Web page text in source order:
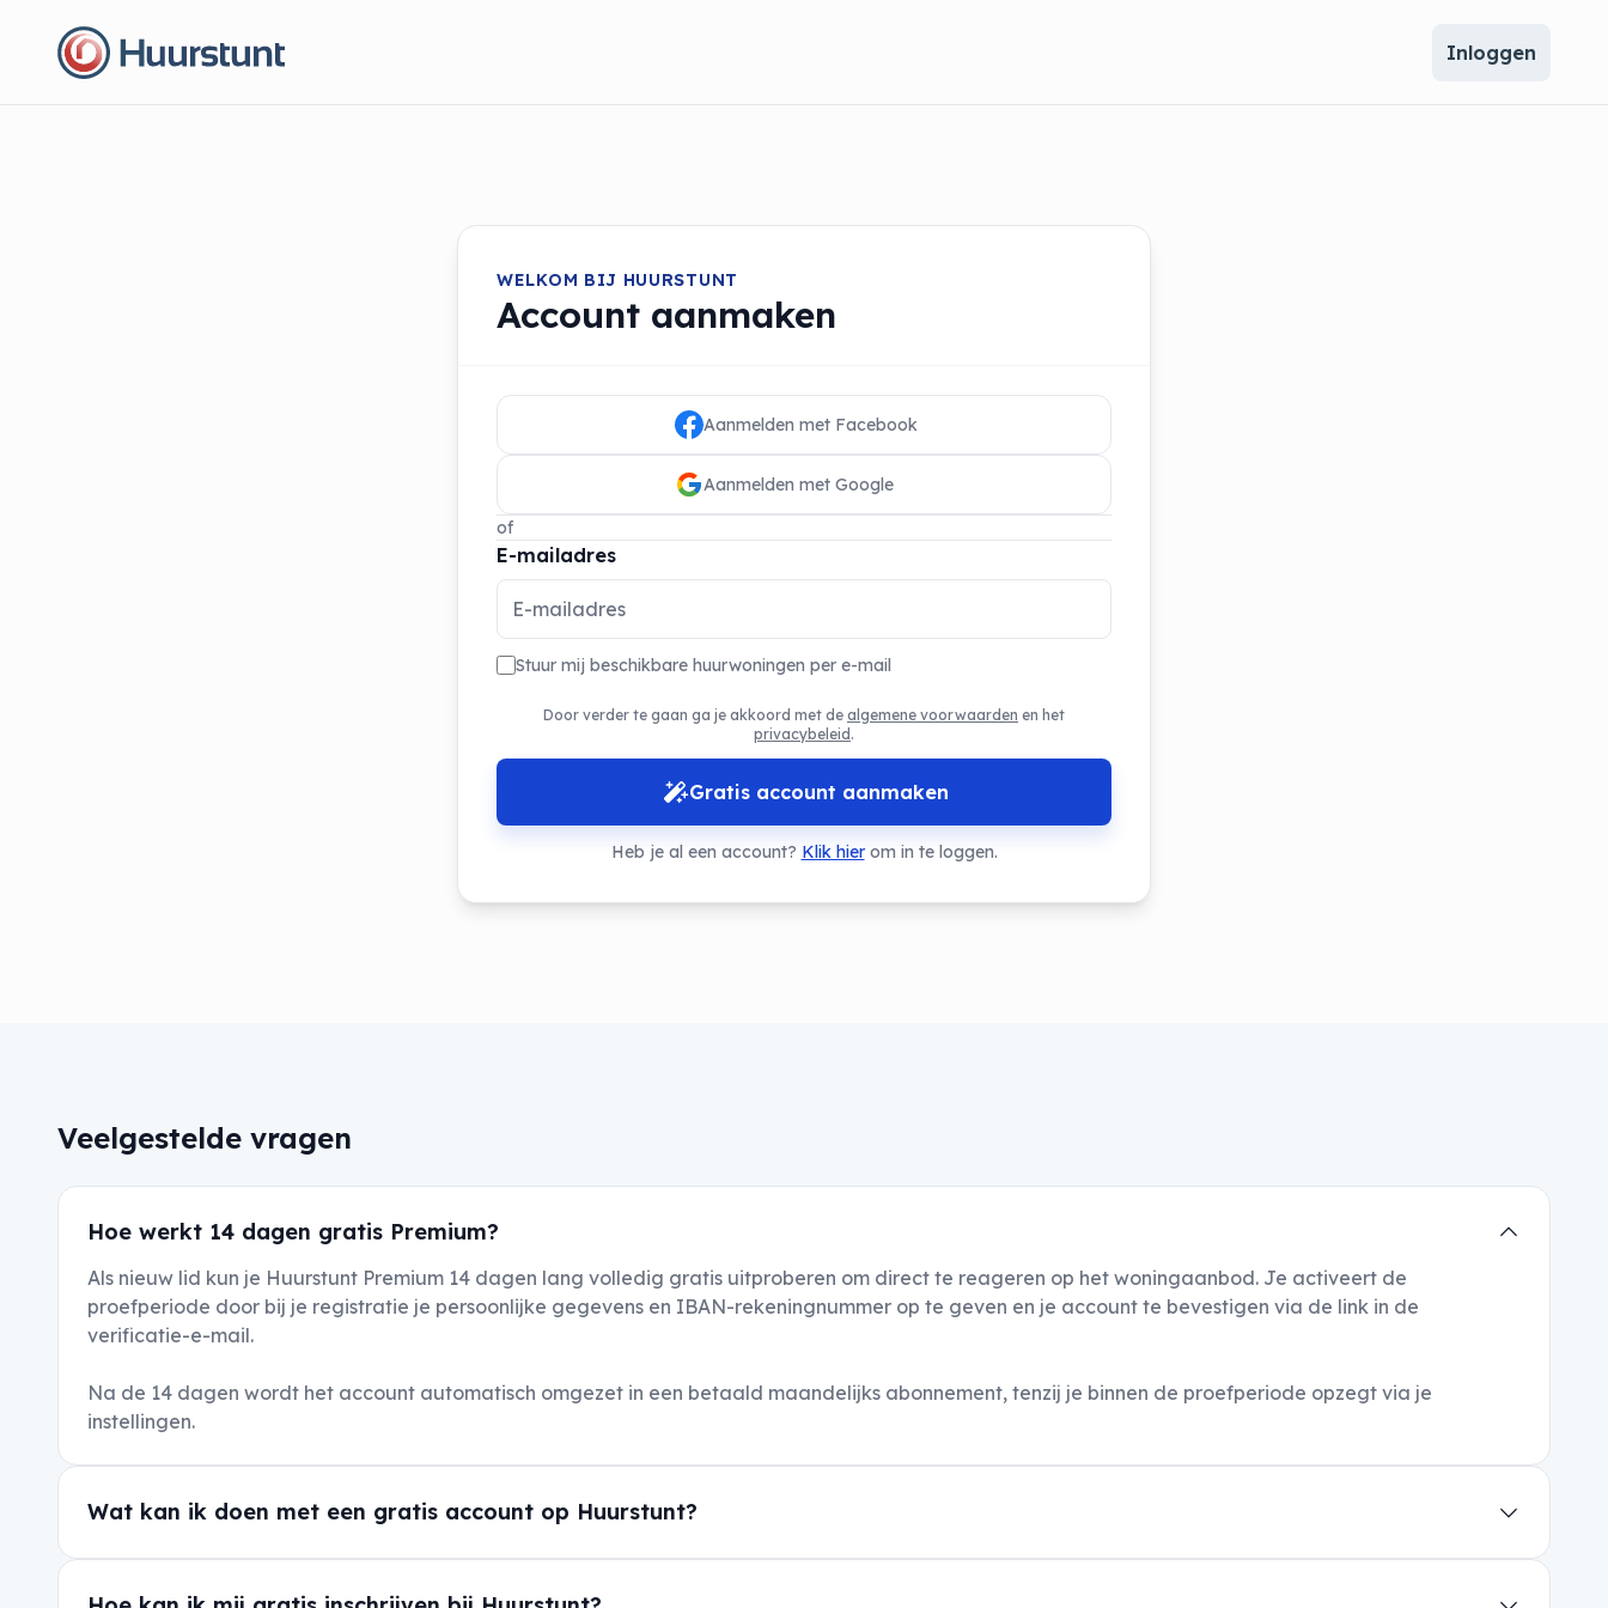
Inloggen
WELKOM BIJ HUURSTUNT
Account aanmaken
Aanmelden met Facebook
Aanmelden met Google
of
E-mailadres
Stuur mij beschikbare huurwoningen per e-mail
Door verder te gaan ga je akkoord met de algemene voorwaarden en het
privacybeleid .
Gratis account aanmaken
Heb je al een account? Klik hierom in te loggen.
Veelgestelde vragen
Hoe werkt 14 dagen gratis Premium?
Als nieuw lid kun je Huurstunt Premium 14 dagen lang volledig gratis uitproberen om direct te reageren op het woningaanbod. Je activeert de
proefperiode door bij je registratie je persoonlijke gegevens en IBAN-rekeningnummer op te geven en je account te bevestigen via de link in de
verificatie-e-mail.
Na de 14 dagen wordt het account automatisch omgezet in een betaald maandelijks abonnement, tenzij je binnen de proefperiode opzegt via je
instellingen.
Wat kan ik doen met een gratis account op Huurstunt?